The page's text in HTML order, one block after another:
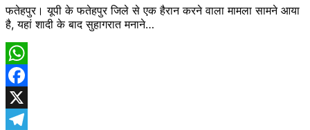
फतेहपुर। यूपी के फतेहपुर जिले से एक हैरान करने वाला मामला सामने आया
है, यहां शादी के बाद सुहागरात मनाने…
WhatsApp
Facebook
X